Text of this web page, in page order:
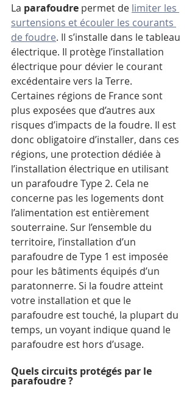
La parafoudre permet de limiter les
surtensions et écouler les courants
de foudre. Il s’installe dans le tableau
électrique. Il protège l’installation
électrique pour dévier le courant
excédentaire vers la Terre.
Certaines régions de France sont
plus exposées que d’autres aux
risques d’impacts de la foudre. Il est
donc obligatoire d’installer, dans ces
régions, une protection dédiée à
l’installation électrique en utilisant
un parafoudre Type 2. Cela ne
concerne pas les logements dont
l’alimentation est entièrement
souterraine. Sur l’ensemble du
territoire, l’installation d’un
parafoudre de Type 1 est imposée
pour les bâtiments équipés d’un
paratonnerre. Si la foudre atteint
votre installation et que le
parafoudre est touché, la plupart du
temps, un voyant indique quand le
parafoudre est hors d’usage.
Quels circuits protégés par le
parafoudre ?